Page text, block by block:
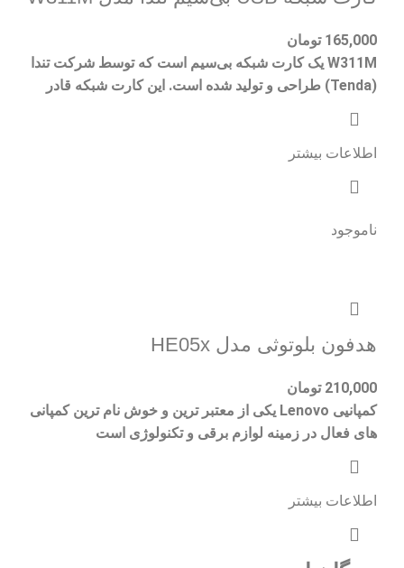
165,000 تومان
W311M یک کارت شبکه بی‌سیم است که توسط شرکت تندا
(Tenda) طراحی و تولید شده است. این کارت شبکه قادر
اطلاعات بیشتر
ناموجود
هدفون بلوتوثی مدل HE05x
210,000 تومان
کمپانیی Lenovo یکی از معتبر ترین و خوش نام ترین کمپانی
های فعال در زمینه لوازم برقی و تکنولوژی است
اطلاعات بیشتر